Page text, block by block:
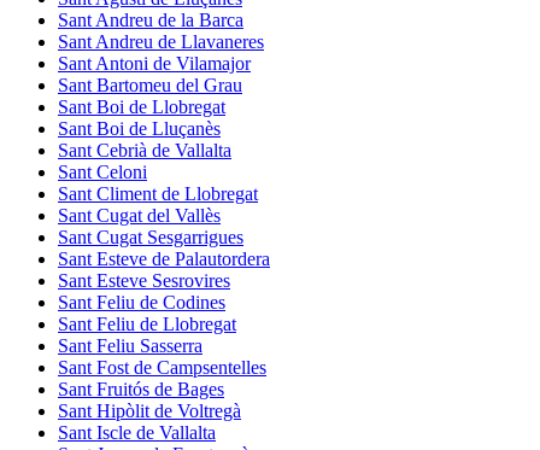
Sant Andreu de la Barca
Sant Andreu de Llavaneres
Sant Antoni de Vilamajor
Sant Bartomeu del Grau
Sant Boi de Llobregat
Sant Boi de Lluçanès
Sant Cebrià de Vallalta
Sant Celoni
Sant Climent de Llobregat
Sant Cugat del Vallès
Sant Cugat Sesgarrigues
Sant Esteve de Palautordera
Sant Esteve Sesrovires
Sant Feliu de Codines
Sant Feliu de Llobregat
Sant Feliu Sasserra
Sant Fost de Campsentelles
Sant Fruitós de Bages
Sant Hipòlit de Voltregà
Sant Iscle de Vallalta